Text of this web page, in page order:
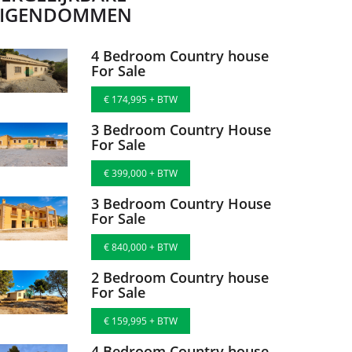
4 Bedroom Country house
For Sale
€ 174,995 + BTW
3 Bedroom Country House
For Sale
€ 399,000 + BTW
3 Bedroom Country House
For Sale
€ 840,000 + BTW
2 Bedroom Country house
For Sale
€ 159,995 + BTW